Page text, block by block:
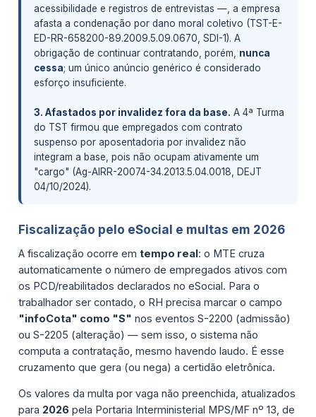
acessibilidade e registros de entrevistas —, a empresa
afasta a condenação por dano moral coletivo (TST-E-
ED-RR-658200-89.2009.5.09.0670, SDI-1). A
obrigação de continuar contratando, porém, nunca
cessa; um único anúncio genérico é considerado
esforço insuficiente.
3. Afastados por invalidez fora da base. A 4ª Turma
do TST firmou que empregados com contrato
suspenso por aposentadoria por invalidez não
integram a base, pois não ocupam ativamente um
"cargo" (Ag-AIRR-20074-34.2013.5.04.0018, DEJT
04/10/2024).
Fiscalização pelo eSocial e multas em 2026
A fiscalização ocorre em tempo real: o MTE cruza
automaticamente o número de empregados ativos com
os PCD/reabilitados declarados no eSocial. Para o
trabalhador ser contado, o RH precisa marcar o campo
"infoCota" como "S" nos eventos S-2200 (admissão)
ou S-2205 (alteração) — sem isso, o sistema não
computa a contratação, mesmo havendo laudo. É esse
cruzamento que gera (ou nega) a certidão eletrônica.
Os valores da multa por vaga não preenchida, atualizados
para 2026 pela Portaria Interministerial MPS/MF nº 13, de